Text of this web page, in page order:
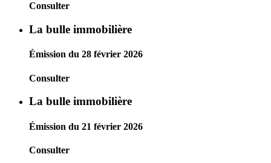
Consulter
La bulle immobilière
Émission du 28 février 2026
Consulter
La bulle immobilière
Émission du 21 février 2026
Consulter